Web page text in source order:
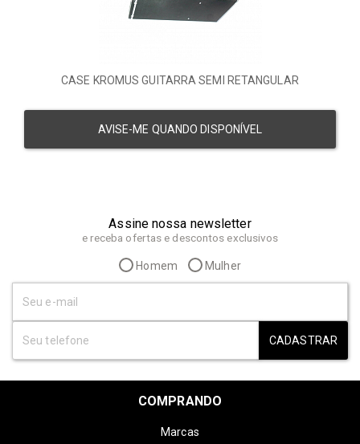
CASE KROMUS GUITARRA SEMI RETANGULAR
AVISE-ME QUANDO DISPONÍVEL
Assine nossa newsletter
e receba ofertas e descontos exclusivos
Homem Mulher
CADASTRAR
COMPRANDO
Marcas